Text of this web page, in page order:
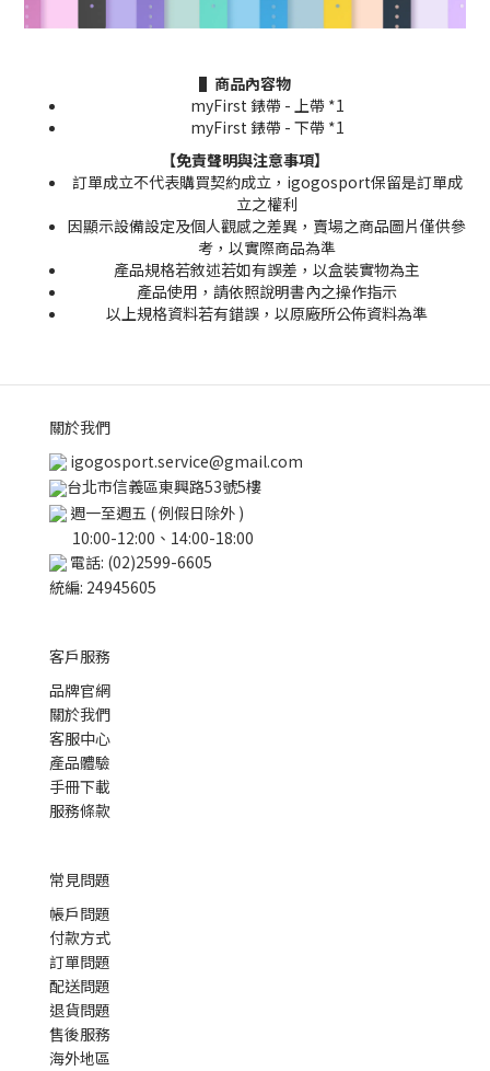
▌商品內容物
myFirst 錶帶 - 上帶 *1
myFirst 錶帶 - 下帶 *1
【免責聲明與注意事項】
訂單成立不代表購買契約成立，igogosport保留是訂單成
立之權利
因顯示設備設定及個人觀感之差異，賣場之商品圖片僅供參
考，以實際商品為準
產品規格若敘述若如有誤差，以盒裝實物為主
產品使用，請依照說明書內之操作指示
以上規格資料若有錯誤，以原廠所公佈資料為準
關於我們
igogosport.service@gmail.com
台北市信義區東興路53號5樓
週一至週五 ( 例假日除外 )
10:00-12:00、14:00-18:00
電話: (02)2599-6605
統編: 24945605
客戶服務
品牌官網
關於我們
客服中心
產品體驗
手冊下載
服務條款
常見問題
帳戶問題
付款方式
訂單問題
配送問題
退貨問題
售後服務
海外地區